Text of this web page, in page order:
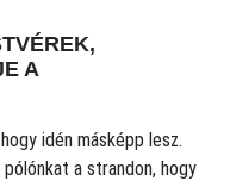
A
idén másképp lesz.
a strandon, hogy